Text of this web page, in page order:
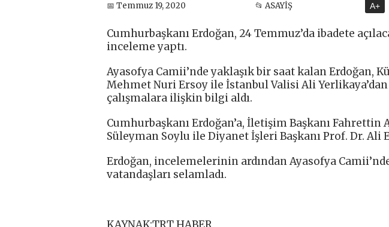
📅 Temmuz 19, 2020 📂 ASAYİŞ A+
Cumhurbaşkanı Erdoğan, 24 Temmuz’da ibadete
inceleme yaptı.
Ayasofya Camii’nde yaklaşık bir saat kalan Erdoğan,
Mehmet Nuri Ersoy ile İstanbul Valisi Ali
çalışmalara ilişkin bilgi aldı.
Cumhurbaşkanı Erdoğan’a, İletişim Başkanı Fahrettin
Süleyman Soylu ile Diyanet İşleri Başkanı Prof. Dr. Ali
Erdoğan, incelemelerinin ardından Ayasofya
vatandaşları selamladı.